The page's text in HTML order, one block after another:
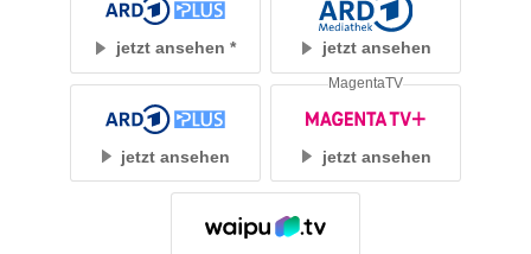
jetzt ansehen jetzt ansehen
jetzt ansehen jetzt ansehen
MagentaTV